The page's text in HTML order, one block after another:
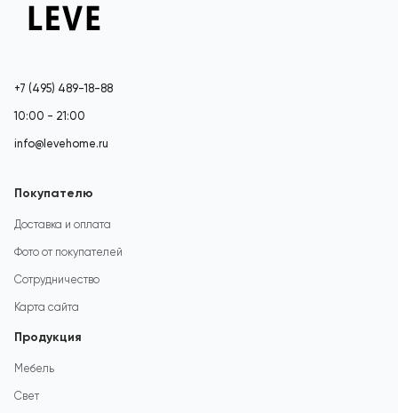
+7 (495) 489-18-88
10:00 - 21:00
info@levehome.ru
Покупателю
Доставка и оплата
Фото от покупателей
Сотрудничество
Карта сайта
Продукция
Мебель
Свет